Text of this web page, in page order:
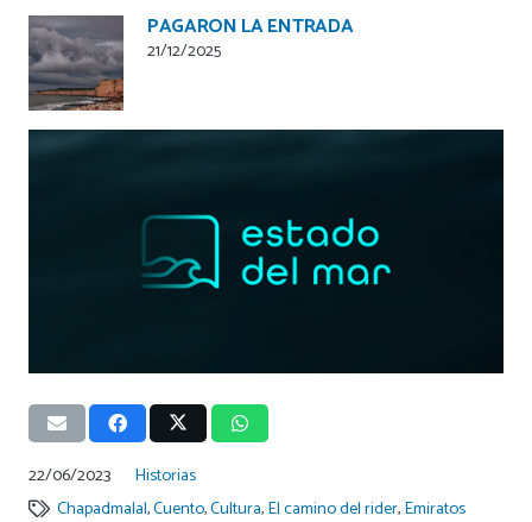
PAGARON LA ENTRADA
21/12/2025
22/06/2023
Historias
Chapadmalal,Cuento,Cultura,El camino del rider,Emiratos